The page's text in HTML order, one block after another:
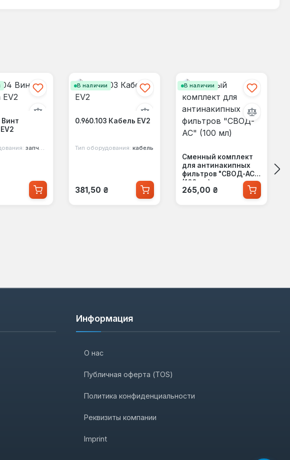
Винт
запчасть
цена:
В наличии
0.960.103 Кабель EV2
Тип оборудования: кабель
Обычная цена:
381,50 ₴
В наличии
Сменный комплект
для антинакипных
фильтров "СВОД-АС"
(100 мл)
Обычная цена:
265,00 ₴
Информация
О нас
Публичная оферта (TOS)
Политика конфиденциальности
Реквизиты компании
Imprint